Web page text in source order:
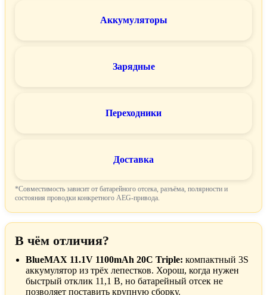
Аккумуляторы
Зарядные
Переходники
Доставка
*Совместимость зависит от батарейного отсека, разъёма, полярности и
состояния проводки конкретного AEG-привода.
В чём отличия?
BlueMAX 11.1V 1100mAh 20C Triple: компактный 3S
аккумулятор из трёх лепестков. Хорош, когда нужен
быстрый отклик 11,1 В, но батарейный отсек не
позволяет поставить крупную сборку.